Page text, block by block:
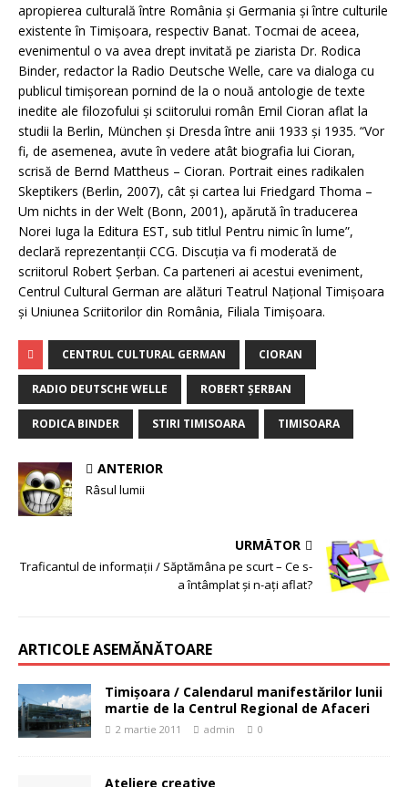
apropierea culturală între România şi Germania şi între culturile
existente în Timişoara, respectiv Banat. Tocmai de aceea,
evenimentul o va avea drept invitată pe ziarista Dr. Rodica
Binder, redactor la Radio Deutsche Welle, care va dialoga cu
publicul timişorean pornind de la o nouă antologie de texte
inedite ale filozofului şi sciitorului român Emil Cioran aflat la
studii la Berlin, München şi Dresda între anii 1933 şi 1935. “Vor
fi, de asemenea, avute în vedere atât biografia lui Cioran,
scrisă de Bernd Mattheus – Cioran. Portrait eines radikalen
Skeptikers (Berlin, 2007), cât şi cartea lui Friedgard Thoma –
Um nichts in der Welt (Bonn, 2001), apărută în traducerea
Norei Iuga la Editura EST, sub titlul Pentru nimic în lume”,
declară reprezentanţii CCG. Discuţia va fi moderată de
scriitorul Robert Şerban. Ca parteneri ai acestui eveniment,
Centrul Cultural German are alături Teatrul Naţional Timişoara
şi Uniunea Scriitorilor din România, Filiala Timişoara.
CENTRUL CULTURAL GERMAN CIORAN
RADIO DEUTSCHE WELLE ROBERT ŞERBAN
RODICA BINDER STIRI TIMISOARA TIMISOARA
ANTERIOR
Râsul lumii
URMĂTOR
Traficantul de informaţii / Săptămâna pe scurt – Ce s-
a întâmplat şi n-aţi aflat?
ARTICOLE ASEMĂNĂTOARE
Timişoara / Calendarul manifestărilor lunii
martie de la Centrul Regional de Afaceri
2 martie 2011 admin 0
Ateliere creative